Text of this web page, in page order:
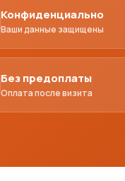
Конфиденциально
Ваши данные защищены
Без предоплаты
Оплата после визита